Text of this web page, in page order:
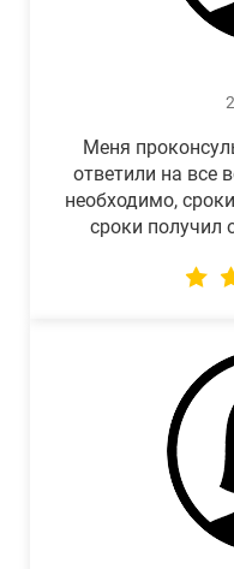
Меня
ответили на все
необходимо,
сроки получил